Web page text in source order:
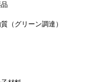
（グリーン調達）